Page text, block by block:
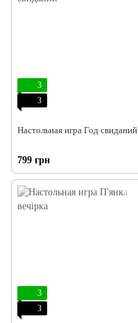
3
3
Настольная игра Год свиданий
799 грн
3
3